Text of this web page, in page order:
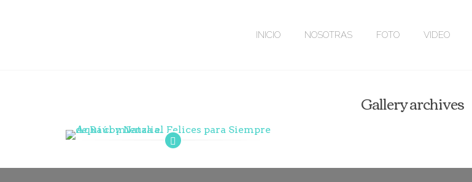
INICIO NOSOTRAS FOTO VIDEO
Gallery archives